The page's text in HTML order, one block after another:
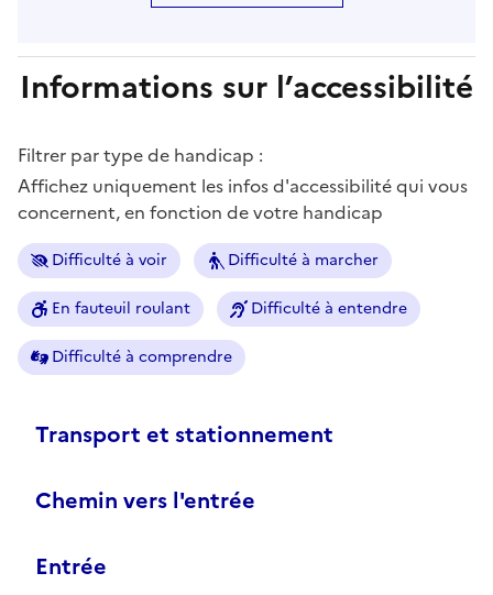
Informations sur l’accessibilité
Filtrer par type de handicap :
Affichez uniquement les infos d'accessibilité qui vous
concernent, en fonction de votre handicap
Difficulté à voir Difficulté à marcher
En fauteuil roulant Difficulté à entendre
Difficulté à comprendre
Transport et stationnement
Chemin vers l'entrée
Entrée